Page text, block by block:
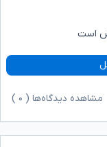
است
مشاهده دیدگاه‌ها ( ۰